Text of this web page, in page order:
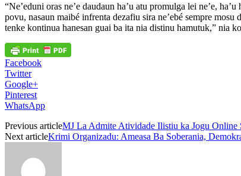
“Ne’eduni oras ne’e daudaun ha’u atu promulga lei ne’e,
povu, nasaun maibé infrenta dezafiu sira ne’ebé sempre
tenke kontinua hanesan guai ba ita nia distinu hamutuk,” nia
Facebook
Twitter
Google+
Pinterest
WhatsApp
Previous articleMJ La Admite Atividade Ilistiu ka Jogu Online
Next articleKrimi Organizadu: Ameasa Ba Soberania,